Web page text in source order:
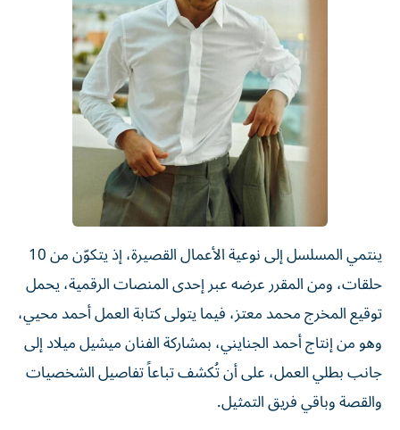
ينتمي المسلسل إلى نوعية الأعمال القصيرة، إذ يتكوّن من 10
حلقات، ومن المقرر عرضه عبر إحدى المنصات الرقمية، يحمل
توقيع المخرج محمد معتز، فيما يتولى كتابة العمل أحمد محيي،
وهو من إنتاج أحمد الجنايني، بمشاركة الفنان ميشيل ميلاد إلى
جانب بطلي العمل، على أن تُكشف تباعاً تفاصيل الشخصيات
والقصة وباقي فريق التمثيل.